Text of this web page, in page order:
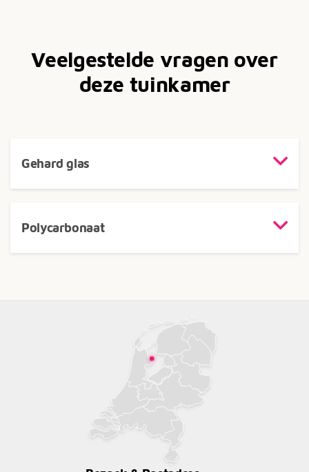
Veelgestelde vragen over
deze tuinkamer
Gehard glas
Polycarbonaat